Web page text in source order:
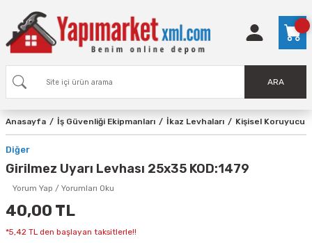
ARA
Anasayfa İş Güvenliği Ekipmanları İkaz Levhaları Kişisel Koruyucu
Diğer
Girilmez Uyarı Levhası 25x35 KOD:1479
Yorum Yap / Yorumları Oku
40,00 TL
*5,42 TL den başlayan taksitlerle!!